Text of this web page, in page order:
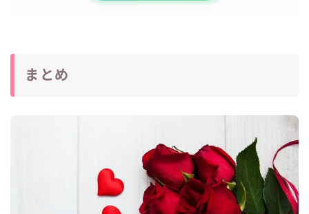
まとめ